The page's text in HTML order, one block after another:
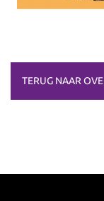
TERUG NAAR